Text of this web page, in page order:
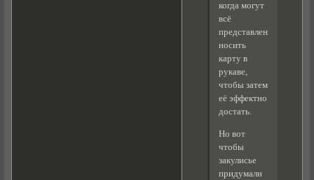
когда могут
всё
представление
носить
карту в
рукаве,
чтобы затем
её эффектно
достать.
Но вот
чтобы
закулисье
придумали